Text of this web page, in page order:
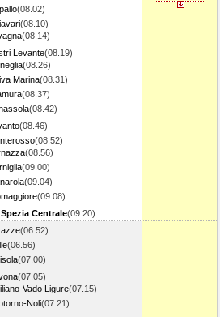
(08.02)
(08.10)
(08.14)
Levante(08.19)
(08.26)
Marina(08.31)
(08.37)
(08.42)
(08.46)
(08.52)
(08.56)
(09.00)
(09.04)
(09.08)
Centrale(09.20)
(06.52)
(06.56)
(07.00)
(07.05)
Vado Ligure(07.15)
Noli(07.21)